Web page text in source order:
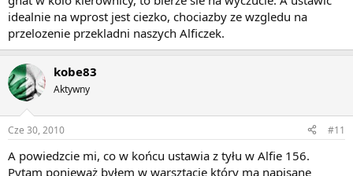
idealnie na wprost jest ciezko, chociazby ze wzgledu na
przelozenie przekladni naszych Alficzek.
kobe83
Aktywny
Cze 30, 2010 #11
A powiedzcie mi, co w końcu ustawia z tyłu w Alfie 156.
Pytam ponieważ byłem w warsztacie który ma napisane